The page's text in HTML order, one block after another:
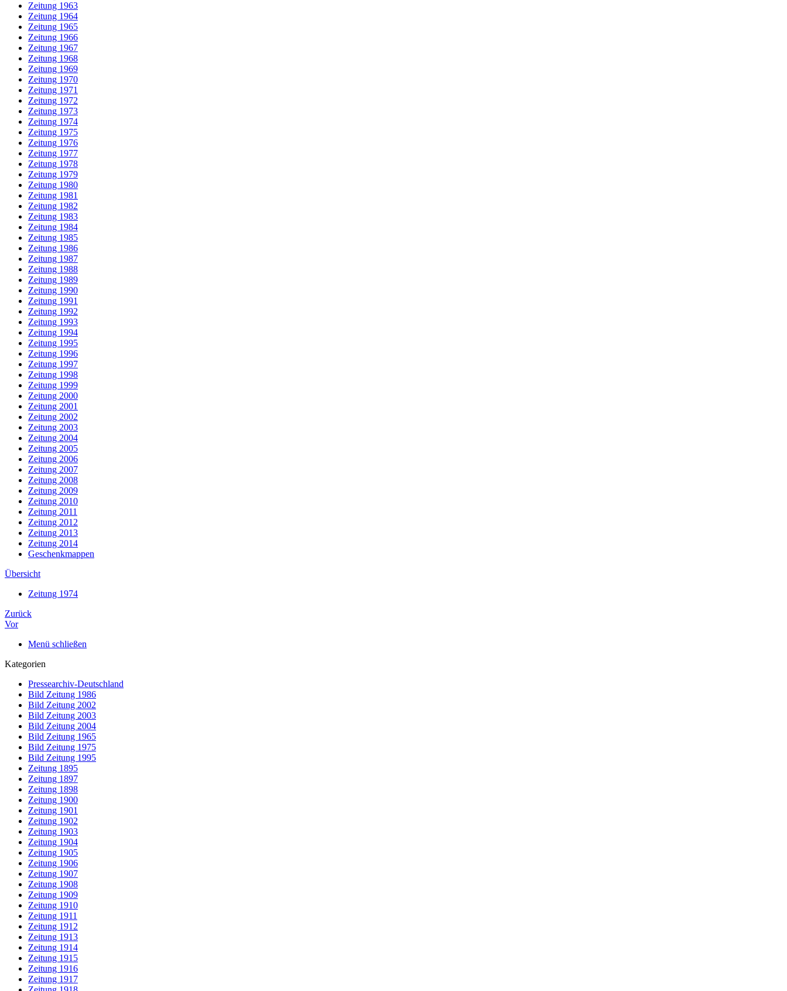
Zeitung 1963
Zeitung 1964
Zeitung 1965
Zeitung 1966
Zeitung 1967
Zeitung 1968
Zeitung 1969
Zeitung 1970
Zeitung 1971
Zeitung 1972
Zeitung 1973
Zeitung 1974
Zeitung 1975
Zeitung 1976
Zeitung 1977
Zeitung 1978
Zeitung 1979
Zeitung 1980
Zeitung 1981
Zeitung 1982
Zeitung 1983
Zeitung 1984
Zeitung 1985
Zeitung 1986
Zeitung 1987
Zeitung 1988
Zeitung 1989
Zeitung 1990
Zeitung 1991
Zeitung 1992
Zeitung 1993
Zeitung 1994
Zeitung 1995
Zeitung 1996
Zeitung 1997
Zeitung 1998
Zeitung 1999
Zeitung 2000
Zeitung 2001
Zeitung 2002
Zeitung 2003
Zeitung 2004
Zeitung 2005
Zeitung 2006
Zeitung 2007
Zeitung 2008
Zeitung 2009
Zeitung 2010
Zeitung 2011
Zeitung 2012
Zeitung 2013
Zeitung 2014
Geschenkmappen
Übersicht
Zeitung 1974
Zurück
Vor
Menü schließen
Kategorien
Pressearchiv-Deutschland
Bild Zeitung 1986
Bild Zeitung 2002
Bild Zeitung 2003
Bild Zeitung 2004
Bild Zeitung 1965
Bild Zeitung 1975
Bild Zeitung 1995
Zeitung 1895
Zeitung 1897
Zeitung 1898
Zeitung 1900
Zeitung 1901
Zeitung 1902
Zeitung 1903
Zeitung 1904
Zeitung 1905
Zeitung 1906
Zeitung 1907
Zeitung 1908
Zeitung 1909
Zeitung 1910
Zeitung 1911
Zeitung 1912
Zeitung 1913
Zeitung 1914
Zeitung 1915
Zeitung 1916
Zeitung 1917